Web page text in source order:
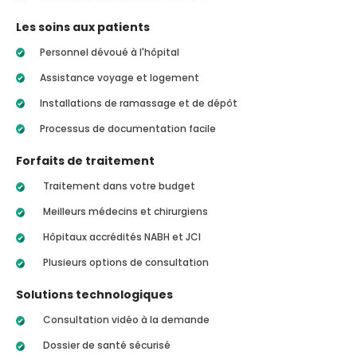
Les soins aux patients
Personnel dévoué à l'hôpital
Assistance voyage et logement
Installations de ramassage et de dépôt
Processus de documentation facile
Forfaits de traitement
Traitement dans votre budget
Meilleurs médecins et chirurgiens
Hôpitaux accrédités NABH et JCI
Plusieurs options de consultation
Solutions technologiques
Consultation vidéo à la demande
Dossier de santé sécurisé